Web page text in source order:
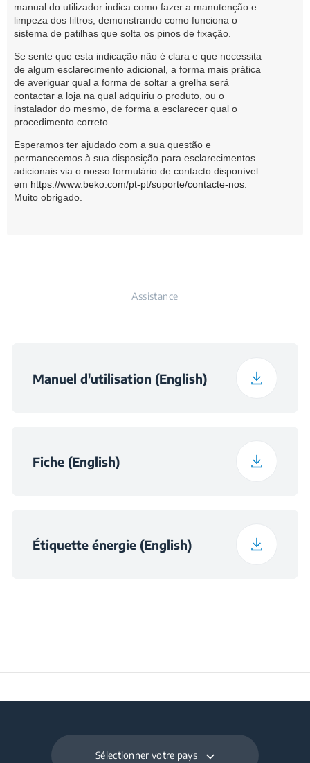
manual do utilizador indica como fazer a manutenção e
limpeza dos filtros, demonstrando como funciona o
sistema de patilhas que solta os pinos de fixação.
Se sente que esta indicação não é clara e que necessita
de algum esclarecimento adicional, a forma mais prática
de averiguar qual a forma de soltar a grelha será
contactar a loja na qual adquiriu o produto, ou o
instalador do mesmo, de forma a esclarecer qual o
procedimento correto.
Esperamos ter ajudado com a sua questão e
permanecemos à sua disposição para esclarecimentos
adicionais via o nosso formulário de contacto disponível
em https://www.beko.com/pt-pt/suporte/contacte-nos
Muito obrigado.
Assistance
Manuel d'utilisation (English)
Fiche (English)
Étiquette énergie (English)
Sélectionner votre pays